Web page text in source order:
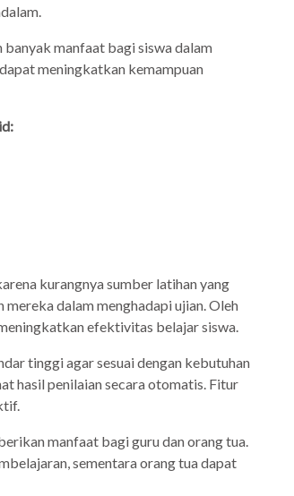
manfaat bagi siswa dalam
meningkatkan kemampuan
kurangnya sumber latihan yang
dalam menghadapi ujian. Oleh
efektivitas belajar siswa.
tinggi agar sesuai dengan kebutuhan
hasil penilaian secara otomatis. Fitur
manfaat bagi guru dan orang tua.
sementara orang tua dapat